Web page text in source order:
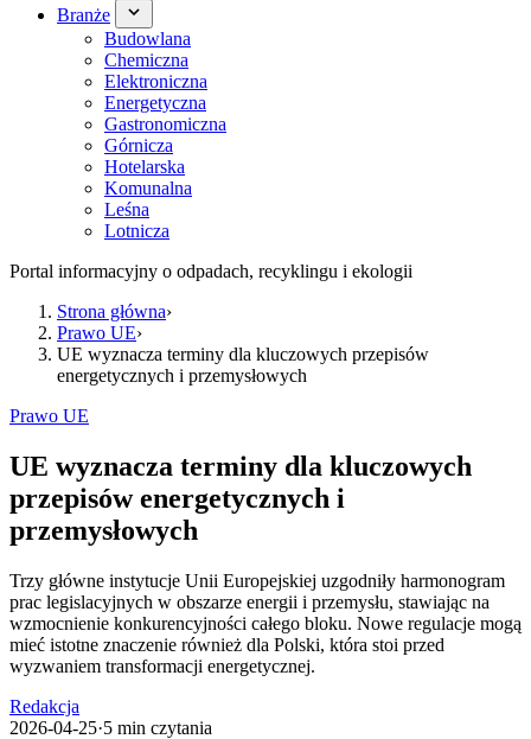
Branże
Budowlana
Chemiczna
Elektroniczna
Energetyczna
Gastronomiczna
Górnicza
Hotelarska
Komunalna
Leśna
Lotnicza
Portal informacyjny o odpadach, recyklingu i ekologii
Strona główna›
Prawo UE›
UE wyznacza terminy dla kluczowych przepisów
energetycznych i przemysłowych
Prawo UE
UE wyznacza terminy dla kluczowych
przepisów energetycznych i
przemysłowych
Trzy główne instytucje Unii Europejskiej uzgodniły harmonogram
prac legislacyjnych w obszarze energii i przemysłu, stawiając na
wzmocnienie konkurencyjności całego bloku. Nowe regulacje mogą
mieć istotne znaczenie również dla Polski, która stoi przed
wyzwaniem transformacji energetycznej.
Redakcja
2026-04-25·5 min czytania